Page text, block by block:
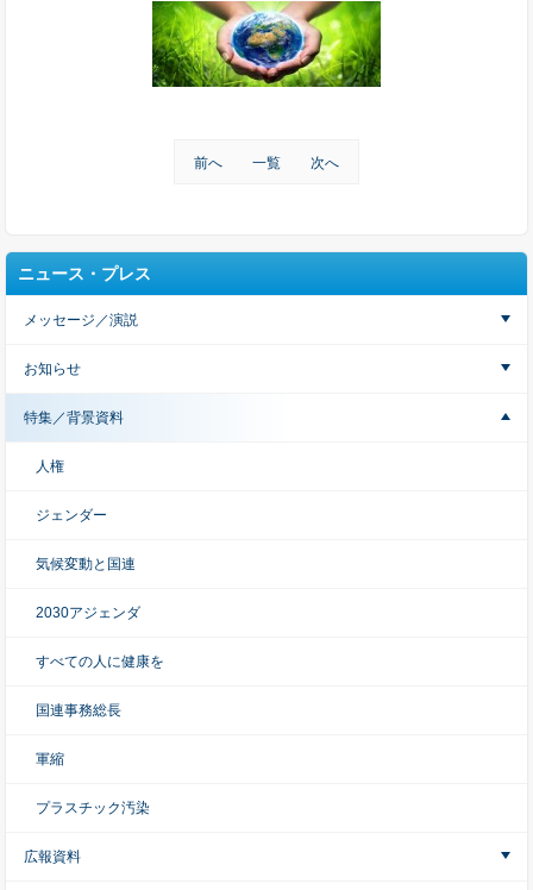
前へ 一覧 次へ
ニュース・プレス
メッセージ／演説
お知らせ
特集／背景資料
人権
ジェンダー
気候変動と国連
2030アジェンダ
すべての人に健康を
国連事務総長
軍縮
プラスチック汚染
広報資料